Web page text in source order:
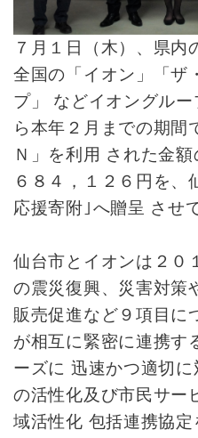
７月１日（木）、県内
全国の「イオン」「ザ
プ」 などイオングル
ら本年２月までの期間
Ｎ」を利用 された金
６８４，１２６円を、
応援寄附｣へ贈呈 させ
仙台市とイオンは２０
の震災復興、災害対策
販売促進など９項目に
が相互に緊密に連携す
ーズに 迅速かつ適切
の活性化及び市民サー
域活性化 包括連携協